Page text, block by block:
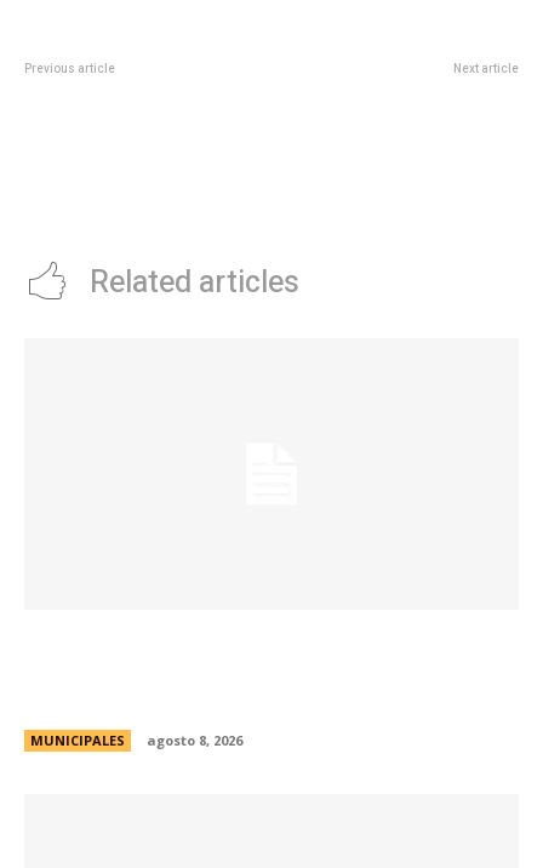
Previous article Next article
Related articles
MUNICIPALES agosto 8, 2026